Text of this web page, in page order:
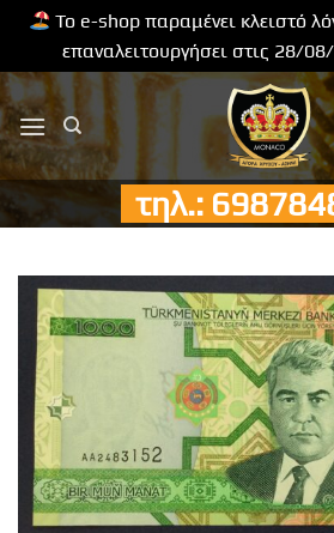
Το e-shop παραμένει κλειστό
επαναλειτουργήσει στις 28/
Μετάβαση
στο
περιεχόμενο
τηλ.: